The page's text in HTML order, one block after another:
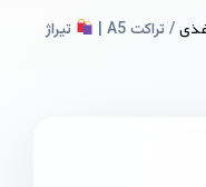
/ تراکت A5 |
تیراژ